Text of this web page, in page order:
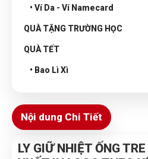
• Ví Da - Ví Namecard
QUÀ TẶNG TRƯỜNG HỌC
QUÀ TẾT
• Bao Lì Xì
Nội dung Chi Tiết
LY GIỮ NHIỆT ỐNG